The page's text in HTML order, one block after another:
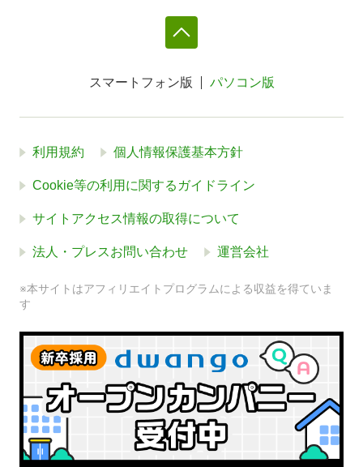
スマートフォン版 パソコン版
利用規約 個人情報保護基本方針
Cookie等の利用に関するガイドライン
サイトアクセス情報の取得について
法人・プレスお問い合わせ 運営会社
※本サイトはアフィリエイトプログラムによる収益を得ていま
す